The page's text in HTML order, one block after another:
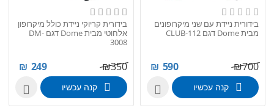
בידורית ניידת עם שני מיקרופונים
מבית Dome דגם CLUB-112
700
₪
590
₪
קנה עכשיו 
בידורית קריוקי ניידת כולל מיקרופון
אלחוטי מבית Dome דגם DM-
3008
350
₪
249
₪
קנה עכשיו 